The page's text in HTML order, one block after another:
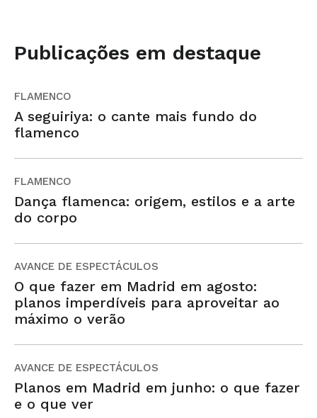
Publicações em destaque
FLAMENCO
A seguiriya: o cante mais fundo do
flamenco
FLAMENCO
Dança flamenca: origem, estilos e a arte
do corpo
AVANCE DE ESPECTÁCULOS
O que fazer em Madrid em agosto:
planos imperdíveis para aproveitar ao
máximo o verão
AVANCE DE ESPECTÁCULOS
Planos em Madrid em junho: o que fazer
e o que ver